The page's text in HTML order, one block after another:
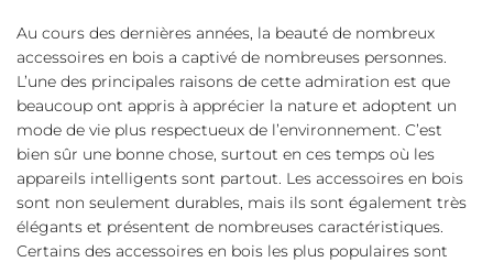
Au cours des dernières années, la beauté de nombreux
accessoires en bois a captivé de nombreuses personnes.
L’une des principales raisons de cette admiration est que
beaucoup ont appris à apprécier la nature et adoptent un
mode de vie plus respectueux de l’environnement. C’est
bien sûr une bonne chose, surtout en ces temps où les
appareils intelligents sont partout. Les accessoires en bois
sont non seulement durables, mais ils sont également très
élégants et présentent de nombreuses caractéristiques.
Certains des accessoires en bois les plus populaires sont